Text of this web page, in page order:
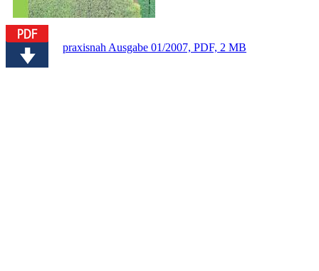
praxisnah Ausgabe 01/2007, PDF, 2 MB